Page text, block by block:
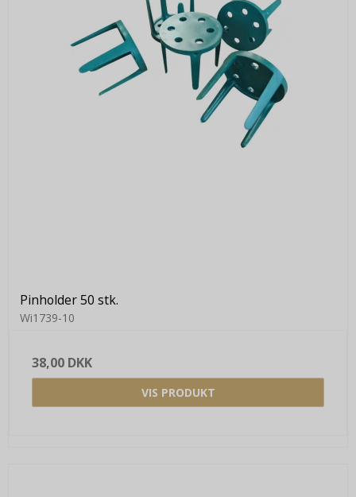
Pinholder 50 stk.
Wi1739-10
38,00 DKK
VIS PRODUKT